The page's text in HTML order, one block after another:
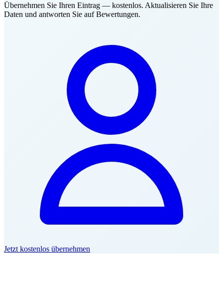
Übernehmen Sie Ihren Eintrag — kostenlos. Aktualisieren Sie Ihre
Daten und antworten Sie auf Bewertungen.
Jetzt kostenlos übernehmen